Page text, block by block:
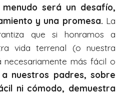
será un desafío,
y una promesa. La
que si honramos a
vida terrenal (o nuestra
más fácil o
nuestros padres, sobre
ni cómodo, demuestra